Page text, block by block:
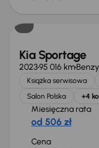
Kia Sportage
202395 016 km
Książka serwisowa
Salon Polska
+4
Miesięczna rata
od 506 zł
Cena